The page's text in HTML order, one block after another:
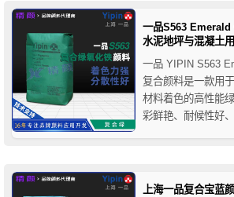
用于塑料、橡胶、
业，一品S5605-
一品S563 Emerald
水泥地坪与混凝土
一品 YIPIN S563
复合颜料是一款用
材料着色的高性能
彩鲜艳、耐候性好
提供稳定自然的绿
上海一品复合宝蓝